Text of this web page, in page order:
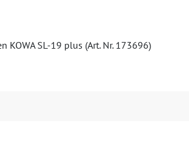
KOWA SL-19 plus (Art. Nr. 173696)